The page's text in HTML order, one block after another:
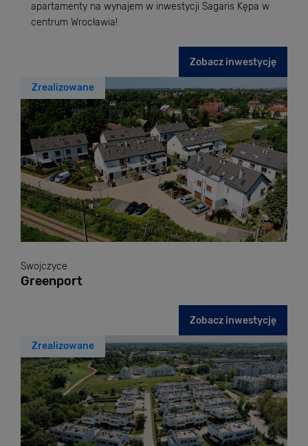
apartamenty na wynajem w inwestycji Sagaris Kępa w
centrum Wrocławia!
Zobacz inwestycję
Zrealizowane
Swojczyce
Greenport
Zobacz inwestycję
Zrealizowane